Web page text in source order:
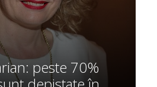
peste 70%